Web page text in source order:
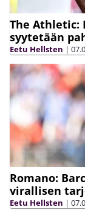
The Athletic:
syytetään
Eetu Hellsten |
Romano:
virallisen
Eetu Hellsten |